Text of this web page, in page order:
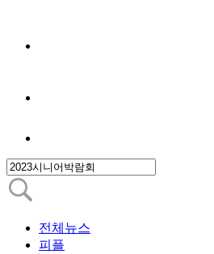
전체뉴스
피플